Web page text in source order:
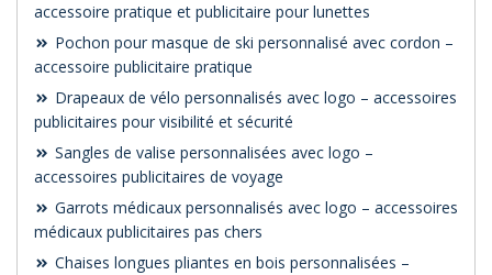
accessoire pratique et publicitaire pour lunettes
Pochon pour masque de ski personnalisé avec cordon –
accessoire publicitaire pratique
Drapeaux de vélo personnalisés avec logo – accessoires
publicitaires pour visibilité et sécurité
Sangles de valise personnalisées avec logo –
accessoires publicitaires de voyage
Garrots médicaux personnalisés avec logo – accessoires
médicaux publicitaires pas chers
Chaises longues pliantes en bois personnalisées –